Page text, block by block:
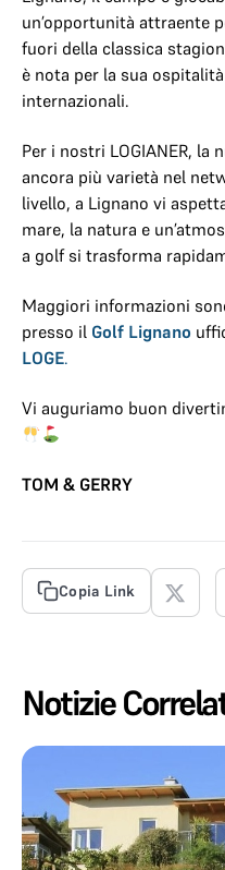
un’opportunità attraente
fuori della classica
è nota per la sua
internazionali.
Per i nostri LOGIANER,
ancora più varietà nel
livello, a Lignano vi
mare, la natura e
a golf si trasforma
Maggiori informazioni
presso il Golf Lignano
LOGE.
Vi auguriamo buon
TOM & GERRY
Copia Link
Notizie